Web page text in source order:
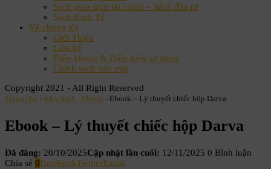
Sách giao dịch tài chính – Sách đầu tư
Sách Kinh Tế
Về chúng tôi
Giới Thiệu
Liên hệ
Điều khoản & Điều kiện sử dụng
Chính sách bảo mật
Copyright 2021 - All Right Reserved
Trang chủ - Kho Sách - Ebook - Ebook – Lý thuyết chiếc hộp Darva
Ebook – Lý thuyết chiếc hộp Darva
Đã đăng: 20/10/2025Cập nhật lần cuối: 12/11/2025 0 Bình luận
Chia sẻ 0FacebookTwitterEmail